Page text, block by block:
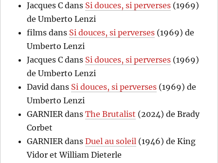
Jacques C dans Si douces, si perverses (1969)
de Umberto Lenzi
films dans Si douces, si perverses (1969) de
Umberto Lenzi
Jacques C dans Si douces, si perverses (1969)
de Umberto Lenzi
David dans Si douces, si perverses (1969) de
Umberto Lenzi
GARNIERdansThe Brutalist (2024) de Brady
Corbet
GARNIERdansDuel au soleil (1946) de King
Vidor et William Dieterle